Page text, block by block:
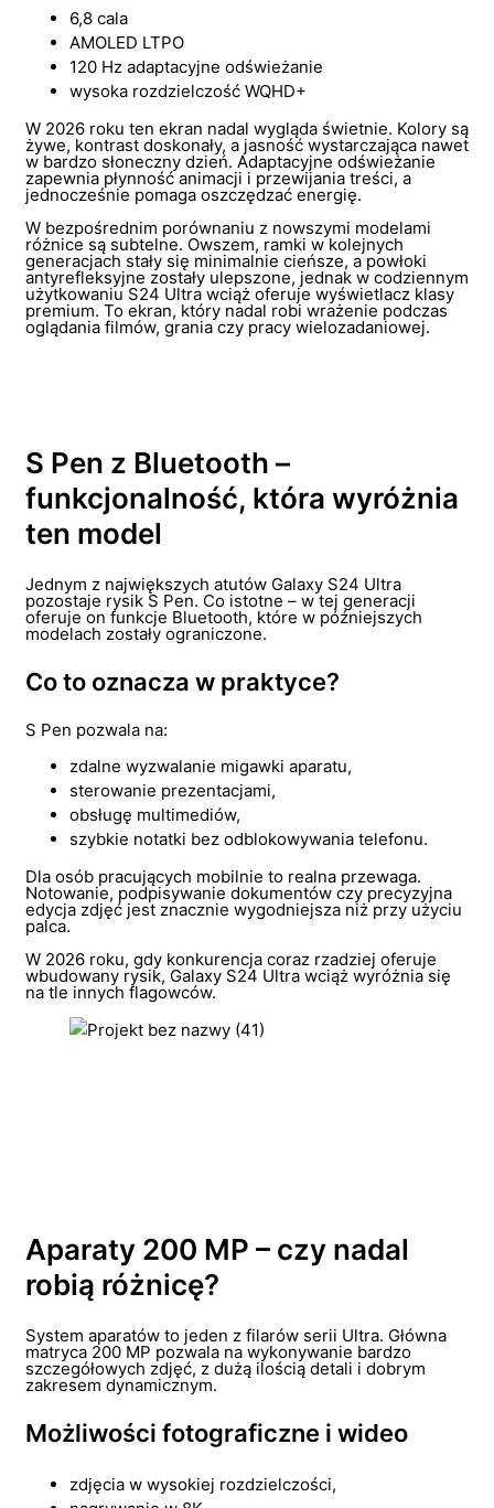
6,8 cala
AMOLED LTPO
120 Hz adaptacyjne odświeżanie
wysoka rozdzielczość WQHD+
W 2026 roku ten ekran nadal wygląda świetnie. Kolory są
żywe, kontrast doskonały, a jasność wystarczająca nawet
w bardzo słoneczny dzień. Adaptacyjne odświeżanie
zapewnia płynność animacji i przewijania treści, a
jednocześnie pomaga oszczędzać energię.
W bezpośrednim porównaniu z nowszymi modelami
różnice są subtelne. Owszem, ramki w kolejnych
generacjach stały się minimalnie cieńsze, a powłoki
antyrefleksyjne zostały ulepszone, jednak w codziennym
użytkowaniu S24 Ultra wciąż oferuje wyświetlacz klasy
premium. To ekran, który nadal robi wrażenie podczas
oglądania filmów, grania czy pracy wielozadaniowej.
S Pen z Bluetooth –
funkcjonalność, która wyróżnia
ten model
Jednym z największych atutów Galaxy S24 Ultra
pozostaje rysik S Pen. Co istotne – w tej generacji
oferuje on funkcje Bluetooth, które w późniejszych
modelach zostały ograniczone.
Co to oznacza w praktyce?
S Pen pozwala na:
zdalne wyzwalanie migawki aparatu,
sterowanie prezentacjami,
obsługę multimediów,
szybkie notatki bez odblokowywania telefonu.
Dla osób pracujących mobilnie to realna przewaga.
Notowanie, podpisywanie dokumentów czy precyzyjna
edycja zdjęć jest znacznie wygodniejsza niż przy użyciu
palca.
W 2026 roku, gdy konkurencja coraz rzadziej oferuje
wbudowany rysik, Galaxy S24 Ultra wciąż wyróżnia się
na tle innych flagowców.
Aparaty 200 MP – czy nadal
robią różnicę?
System aparatów to jeden z filarów serii Ultra. Główna
matryca 200 MP pozwala na wykonywanie bardzo
szczegółowych zdjęć, z dużą ilością detali i dobrym
zakresem dynamicznym.
Możliwości fotograficzne i wideo
zdjęcia w wysokiej rozdzielczości,